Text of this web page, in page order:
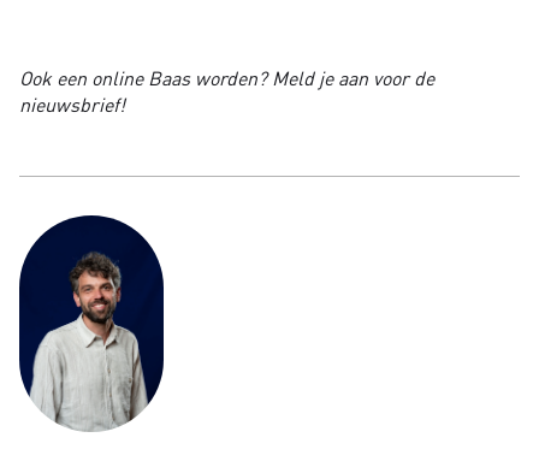
Ook een online Baas worden? Meld je aan voor de
nieuwsbrief!